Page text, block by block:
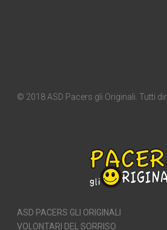
© 2018 ASD Pacers gli Originali. Tutti
ASD PACERS GLI ORIGINALI
VOLONTARI DEL SORRISO